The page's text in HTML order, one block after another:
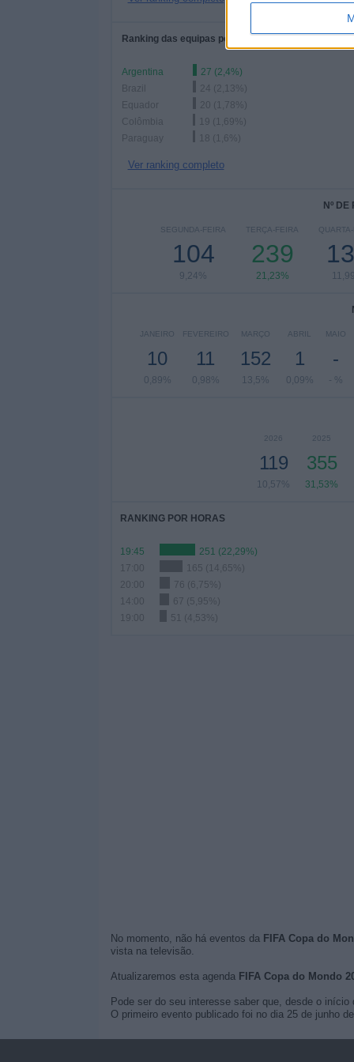
Ranking das equipas por nº de jogos em casa
Argentina
27 (2,4%)
Brazil
24 (2,13%)
Equador
20 (1,78%)
Colômbia
19 (1,69%)
Paraguay
18 (1,6%)
Ver ranking completo
Nº
SEGUNDA-FEIRA
104
9,24%
TERÇA-FEIRA
239
21,23%
JANEIRO
10
0,89%
FEVEREIRO
11
0,98%
MARÇO
152
13,5%
ABRIL
1
0,09%
MAIO
-
- %
2026
119
10,57%
2025
355
31,53%
RANKING POR HORAS
19:45
251 (22,29%)
17:00
165 (14,65%)
20:00
76 (6,75%)
67 (5,95%)
19:00
51 (4,53%)
No momento, não há eventos da FIFA Copa do
vista na televisão.
Atualizaremos esta agenda FIFA Copa do Mondo
Pode ser do seu interesse saber que, desde o
O primeiro evento publicado foi no dia 25 de junho